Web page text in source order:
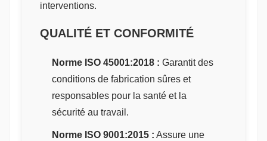
interventions.
QUALITÉ ET CONFORMITÉ
Norme ISO 45001:2018 : Garantit des
conditions de fabrication sûres et
responsables pour la santé et la
sécurité au travail.
Norme ISO 9001:2015 : Assure une